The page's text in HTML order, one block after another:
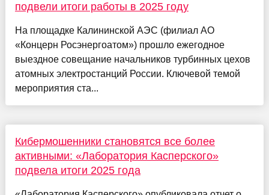
подвели итоги работы в 2025 году
На площадке Калининской АЭС (филиал АО
«Концерн Росэнергоатом») прошло ежегодное
выездное совещание начальников турбинных цехов
атомных электростанций России. Ключевой темой
мероприятия ста...
Кибермошенники становятся все более
активными: «Лаборатория Касперского»
подвела итоги 2025 года